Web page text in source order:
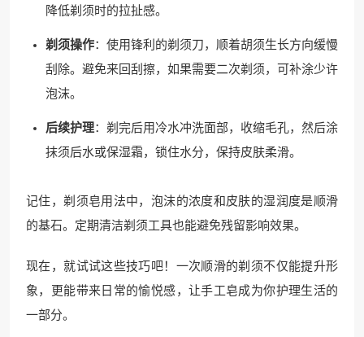
降低剃须时的拉扯感。
剃须操作：使用锋利的剃须刀，顺着胡须生长方向缓慢
刮除。避免来回刮擦，如果需要二次剃须，可补涂少许
泡沫。
后续护理：剃完后用冷水冲洗面部，收缩毛孔，然后涂
抹须后水或保湿霜，锁住水分，保持皮肤柔滑。
记住，剃须皂用法中，泡沫的浓度和皮肤的湿润度是顺滑
的基石。定期清洁剃须工具也能避免残留影响效果。
现在，就试试这些技巧吧！一次顺滑的剃须不仅能提升形
象，更能带来日常的愉悦感，让手工皂成为你护理生活的
一部分。